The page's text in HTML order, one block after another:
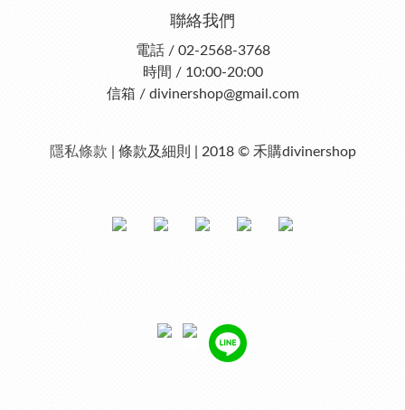
聯絡我們
電話 / 02-2568-3768
時間 / 10:00-20:00
信箱 / divinershop@gmail.com
隱私條款 | 條款及細則 | 2018 © 禾購divinershop